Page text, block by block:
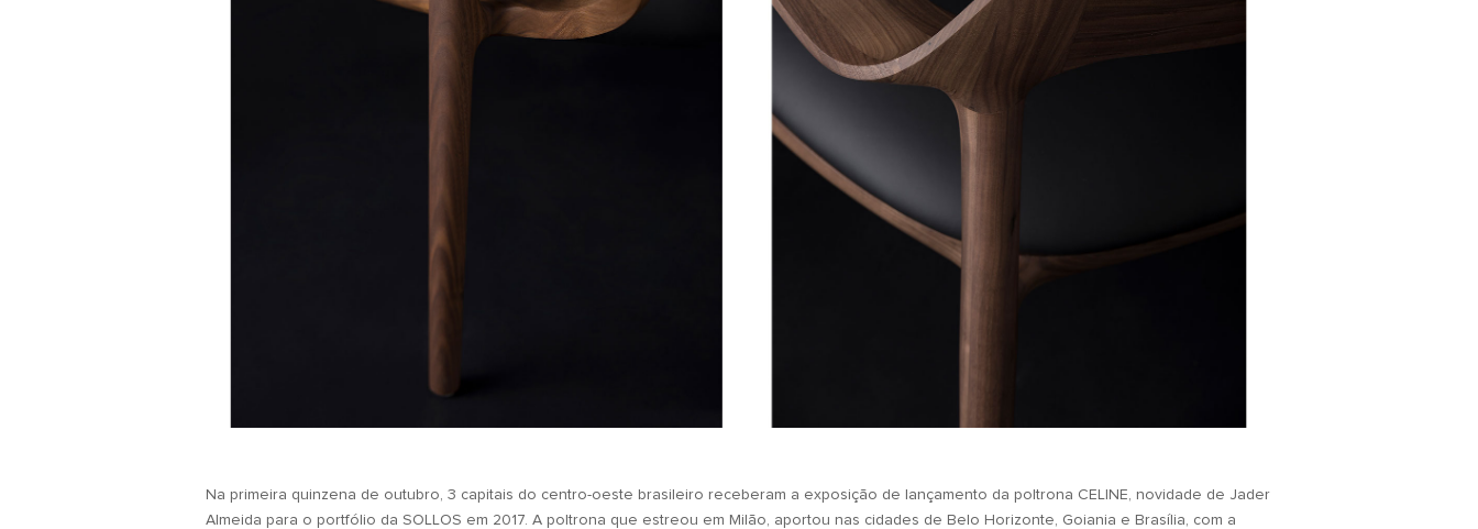
Na primeira quinzena de outubro, 3 capitais do centro-oeste brasileiro receberam a exposição de lançamento da poltrona CELINE, novidade de Jader
Almeida para o portfólio da SOLLOS em 2017. A poltrona que estreou em Milão, aportou nas cidades de Belo Horizonte, Goiania e Brasília, com a